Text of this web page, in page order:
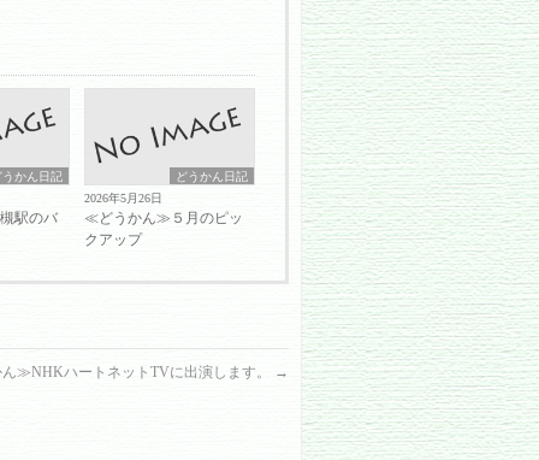
うかん日記
駅のバ
どうかん日記
2026年5月26日
≪どうかん≫５月のピッ
クアップ
≫NHKハートネットTVに出演します。 →